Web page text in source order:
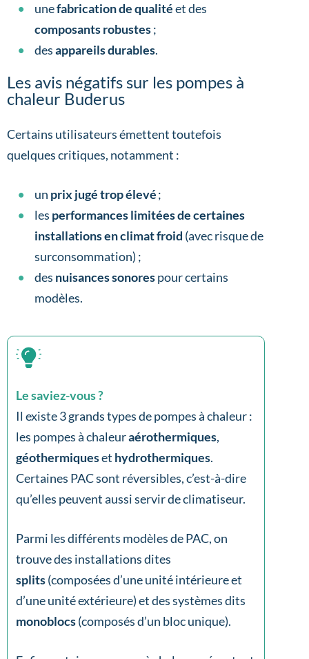
unefabrication de qualitéet des
composants robustes;
desappareils durables.
Les avis négatifs sur les pompes à
chaleur Buderus
Certains utilisateurs émettent toutefois
quelques critiques, notamment :
un prix jugé trop élevé;
les performances limitées de certaines
installations en climat froid (avec risque de
surconsommation) ;
des nuisances sonorespour certains
modèles.
Le saviez-vous ?
Il existe 3 grands types de pompes à chaleur :
les pompes à chaleuraérothermiques,
géothermiqueset hydrothermiques.
Certaines PAC sont réversibles, c’est-à-dire
qu’elles peuvent aussi servir de climatiseur.
Parmi les différents modèles de PAC, on
trouve des installations dites
splits(composées d’une unité intérieure et
d’une unité extérieure) et des systèmes dits
monoblocs(composés d’un bloc unique).